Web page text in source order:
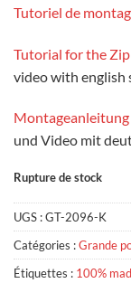
Tutoriel de
Tutorial for the
video with english
und Video mit
Rupture de stock
UGS :GT-2096-K
Catégories :Grande
Étiquettes : 100%